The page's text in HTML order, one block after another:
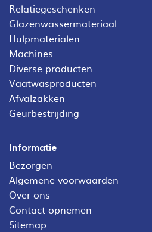
Relatiegeschenken
Glazenwassermateriaal
Hulpmaterialen
Machines
Diverse producten
Vaatwasproducten
Afvalzakken
Geurbestrijding
Informatie
Bezorgen
Algemene voorwaarden
Over ons
Contact opnemen
Sitemap